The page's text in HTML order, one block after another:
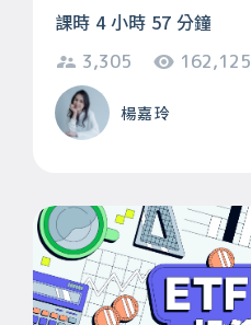
課時 4 小時 57 分鐘
3,305 162,125
楊嘉玲